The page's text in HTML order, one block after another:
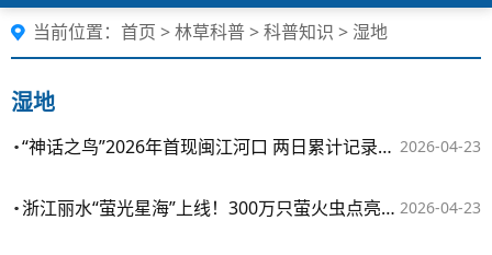
当前位置： 首页 >林草科普>科普知识 > 湿地
湿地
2026-04-23
“神话之鸟”2026年首现闽江河口 两日累计记录7只
2026-04-23
浙江丽水“萤光星海”上线！300万只萤火虫点亮湿地夜空